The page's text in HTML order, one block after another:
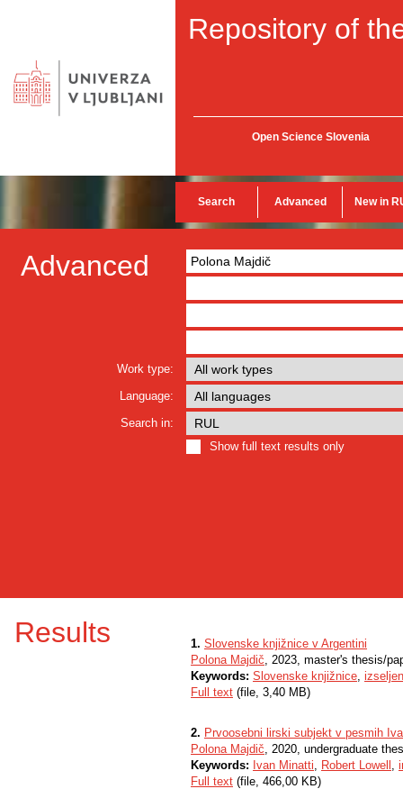
Repository of
Open Science Slovenia
Search Advanced New in
Advanced
Work type:
Language:
Search in:
Show full text results only
Results 1. Slovenske knjižnice v Argentini
Polona Majdič, 2023, master's thesis/
Keywords: Slovenske knjižnice,
Full text (file, 3,40 MB)
2. Prvoosebni lirski subjekt v pesmih
Polona Majdič, 2020, undergraduate
Keywords: Ivan Minatti, Robert Lowell ,
Full text (file, 466,00 KB)